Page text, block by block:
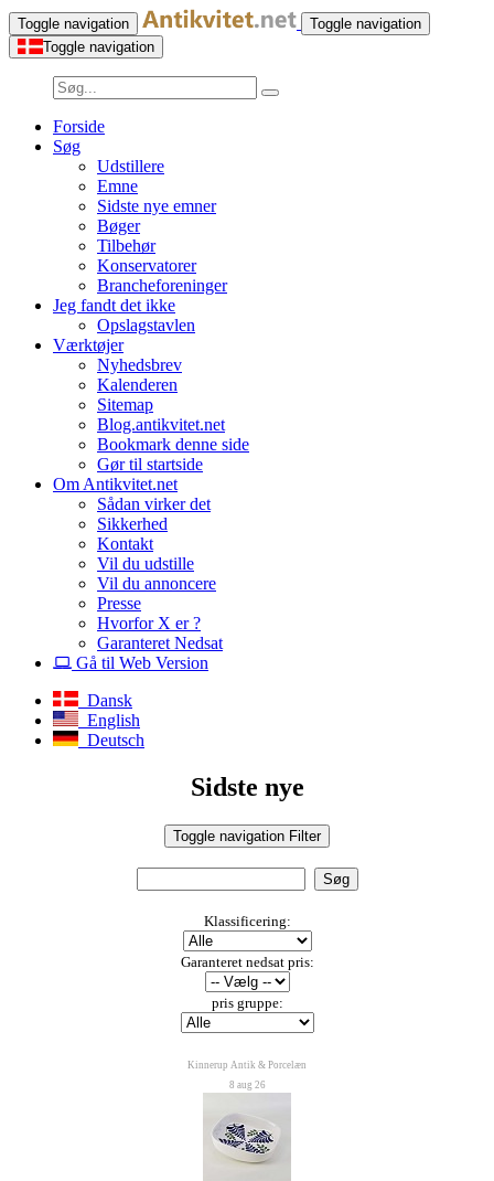
Toggle navigation
Toggle navigation
Toggle navigation
Forside
Søg
Udstillere
Emne
Sidste nye emner
Bøger
Tilbehør
Konservatorer
Brancheforeninger
Jeg fandt det ikke
Opslagstavlen
Værktøjer
Nyhedsbrev
Kalenderen
Sitemap
Blog.antikvitet.net
Bookmark denne side
Gør til startside
Om Antikvitet.net
Sådan virker det
Sikkerhed
Kontakt
Vil du udstille
Vil du annoncere
Presse
Hvorfor X er ?
Garanteret Nedsat
Gå til Web Version
Dansk
English
Deutsch
Sidste nye
Toggle navigation Filter
Klassificering:
Garanteret nedsat pris:
pris gruppe:
Kinnerup Antik & Porcelæn
8 aug 26